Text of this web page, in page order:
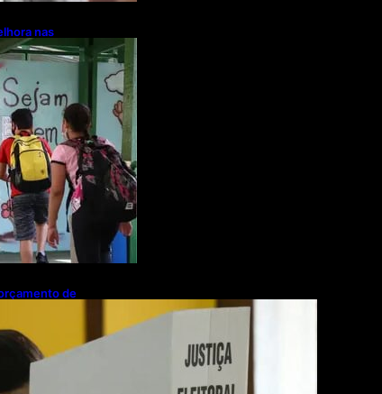
nas
de